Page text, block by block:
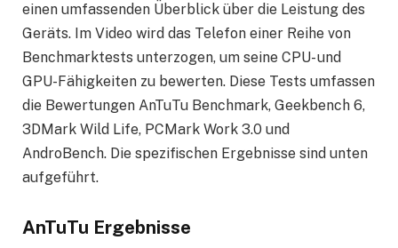
einen umfassenden Überblick über die Leistung des
Geräts. Im Video wird das Telefon einer Reihe von
Benchmarktests unterzogen, um seine CPU- und
GPU-Fähigkeiten zu bewerten. Diese Tests umfassen
die Bewertungen AnTuTu Benchmark, Geekbench 6,
3DMark Wild Life, PCMark Work 3.0 und
AndroBench. Die spezifischen Ergebnisse sind unten
aufgeführt.
AnTuTu Ergebnisse